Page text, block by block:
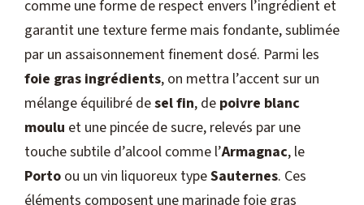
comme une forme de respect envers l’ingrédient et
garantit une texture ferme mais fondante, sublimée
par un assaisonnement finement dosé. Parmi les
foie gras ingrédients, on mettra l’accent sur un
mélange équilibré desel fin, de poivre blanc
moulu et une pincée de sucre, relevés par une
touche subtile d’alcool comme l’Armagnac, le
Porto ou un vin liquoreux typeSauternes. Ces
éléments composent une marinade foie gras